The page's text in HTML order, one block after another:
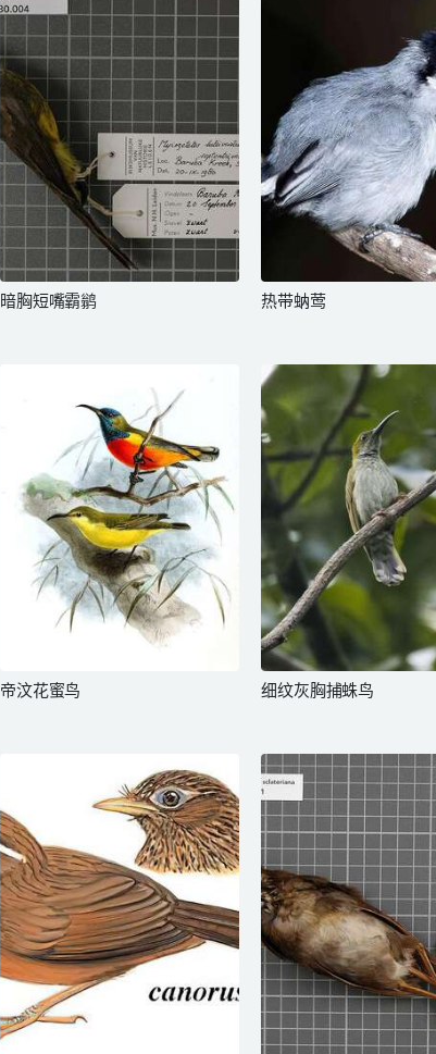
暗胸短嘴霸鹟 热带蚋莺
帝汶花蜜鸟 细纹灰胸捕蛛鸟